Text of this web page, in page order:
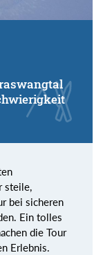
steile,
bei sicheren
Ein tolles
die Tour
Erlebnis.